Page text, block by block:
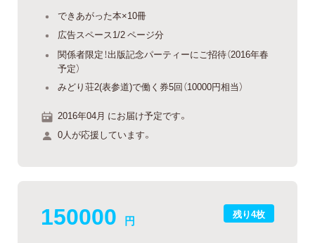
できあがった本×10冊
広告スペース1/2 ページ分
関係者限定！出版記念パーティーにご招待（2016年春
予定）
みどり荘2(表参道)で働く券5回（10000円相当）
2016年04月 にお届け予定です。
0人が応援しています。
残り4枚
150000 円